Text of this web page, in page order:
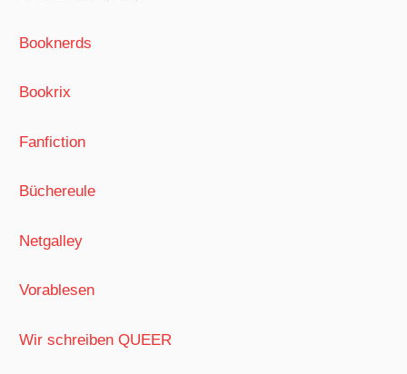
Booknerds
Bookrix
Fanfiction
Büchereule
Netgalley
Vorablesen
Wir schreiben QUEER